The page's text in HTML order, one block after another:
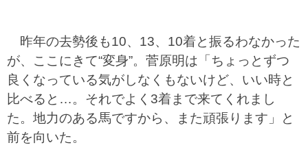
昨年の去勢後も10、13、10着と振るわなかった
が、ここにきて“変身”。菅原明は「ちょっとずつ
良くなっている気がしなくもないけど、いい時と
比べると…。それでよく3着まで来てくれまし
た。地力のある馬ですから、また頑張ります」と
前を向いた。